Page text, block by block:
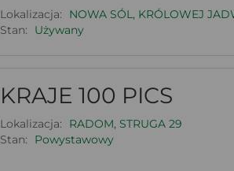
Lokalizacja:
NOWA SÓL, KRÓLOWEJ
Stan:
Używany
KRAJE 100 PICS
Lokalizacja:
RADOM, STRUGA 29
Stan:
Powystawowy